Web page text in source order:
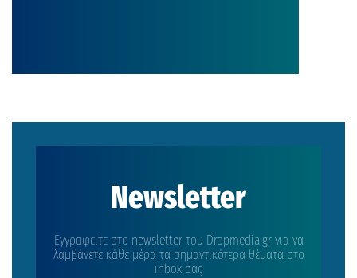
Newsletter
Εγγραφείτε στο newsletter του Dropmedia.gr για να
λαμβάνετε κάθε μέρα τα σημαντικότερα θέματα στο
inbox σας